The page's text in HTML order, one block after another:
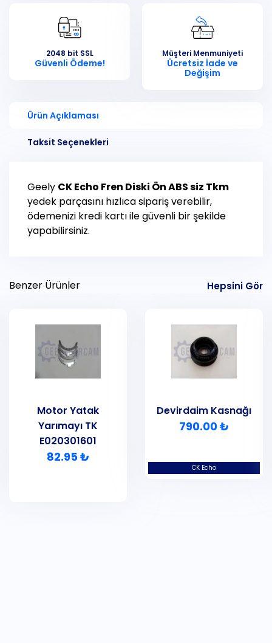
2048 bit SSL
Güvenli Ödeme!
Müşteri Menmuniyeti
Ücretsiz İade ve
Değişim
Ürün Açıklaması
Taksit Seçenekleri
Geely CK Echo Fren Diski Ön ABS siz Tkm
yedek parçasını hızlıca sipariş verebilir,
ödemenizi kredi kartı ile güvenli bir şekilde
yapabilirsiniz.
Benzer Ürünler Hepsini Gör
Motor Yatak
Yarımayı TK
E020301601
82.95 ₺
CK Echo
Devirdaim Kasnağı
790.00 ₺